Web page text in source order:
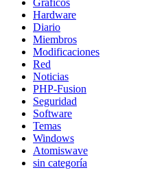
Gráficos
Hardware
Diario
Miembros
Modificaciones
Red
Noticias
PHP-Fusion
Seguridad
Software
Temas
Windows
Atomiswave
sin categoría